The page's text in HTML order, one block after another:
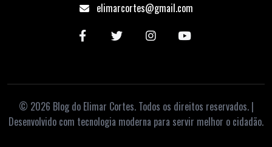
elimarcortes@gmail.com
© 2026 Blog do Elimar Cortes. Todos os direitos reservados. |
Desenvolvido com tecnologia moderna para servir melhor o cidadão.